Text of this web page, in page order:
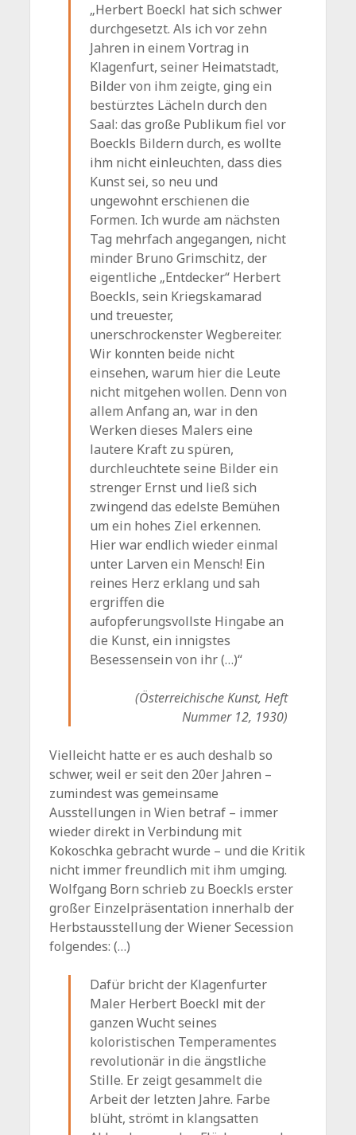
„Herbert Boeckl hat sich schwer
durchgesetzt. Als ich vor zehn
Jahren in einem Vortrag in
Klagenfurt, seiner Heimatstadt,
Bilder von ihm zeigte, ging ein
bestürztes Lächeln durch den
Saal: das große Publikum fiel vor
Boeckls Bildern durch, es wollte
ihm nicht einleuchten, dass dies
Kunst sei, so neu und
ungewohnt erschienen die
Formen. Ich wurde am nächsten
Tag mehrfach angegangen, nicht
minder Bruno Grimschitz, der
eigentliche „Entdecker“ Herbert
Boeckls, sein Kriegskamarad
und treuester,
unerschrockenster Wegbereiter.
Wir konnten beide nicht
einsehen, warum hier die Leute
nicht mitgehen wollen. Denn von
allem Anfang an, war in den
Werken dieses Malers eine
lautere Kraft zu spüren,
durchleuchtete seine Bilder ein
strenger Ernst und ließ sich
zwingend das edelste Bemühen
um ein hohes Ziel erkennen.
Hier war endlich wieder einmal
unter Larven ein Mensch! Ein
reines Herz erklang und sah
ergriffen die
aufopferungsvollste Hingabe an
die Kunst, ein innigstes
Besessensein von ihr (…)“
(Österreichische Kunst, Heft
Nummer 12, 1930)
Vielleicht hatte er es auch deshalb so
schwer, weil er seit den 20er Jahren –
zumindest was gemeinsame
Ausstellungen in Wien betraf – immer
wieder direkt in Verbindung mit
Kokoschka gebracht wurde – und die Kritik
nicht immer freundlich mit ihm umging.
Wolfgang Born schrieb zu Boeckls erster
großer Einzelpräsentation innerhalb der
Herbstausstellung der Wiener Secession
folgendes: (…)
Dafür bricht der Klagenfurter
Maler Herbert Boeckl mit der
ganzen Wucht seines
koloristischen Temperamentes
revolutionär in die ängstliche
Stille. Er zeigt gesammelt die
Arbeit der letzten Jahre. Farbe
blüht, strömt in klangsatten